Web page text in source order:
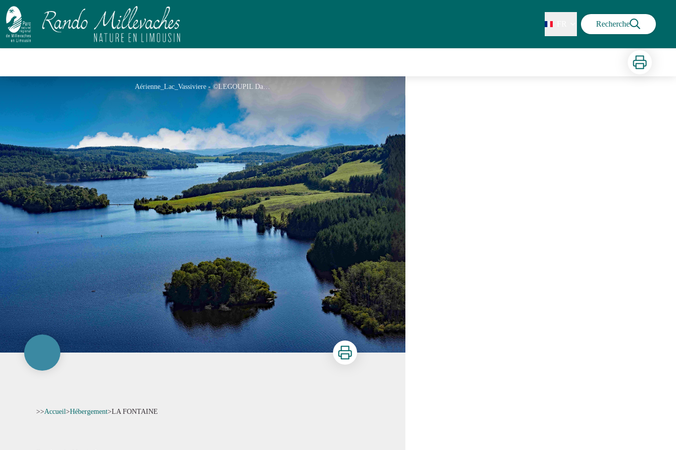
Recherche
Imprimer
Aérienne_Lac_Vassiviere - ©LEGOUPIL David
Imprimer
>>Accueil>Hébergement>LA FONTAINE